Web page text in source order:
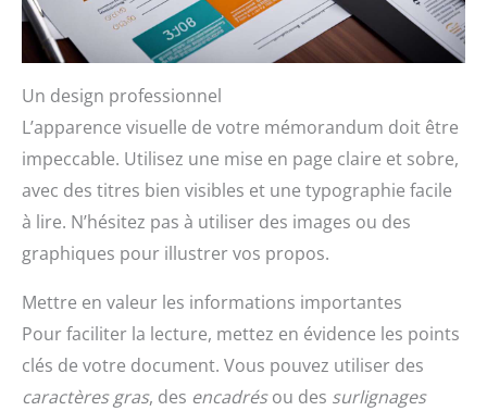
Un design professionnel
L’apparence visuelle de votre mémorandum doit être
impeccable. Utilisez une mise en page claire et sobre,
avec des titres bien visibles et une typographie facile
à lire. N’hésitez pas à utiliser des images ou des
graphiques pour illustrer vos propos.
Mettre en valeur les informations importantes
Pour faciliter la lecture, mettez en évidence les points
clés de votre document. Vous pouvez utiliser des
caractères gras, des encadrésou des surlignages